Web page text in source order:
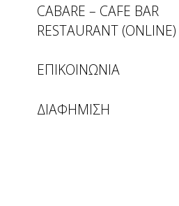
CABARE – CAFE BAR
RESTAURANT (ONLINE)
ΕΠΙΚΟΙΝΩΝΙΑ
ΔΙΑΦΗΜΙΣΗ